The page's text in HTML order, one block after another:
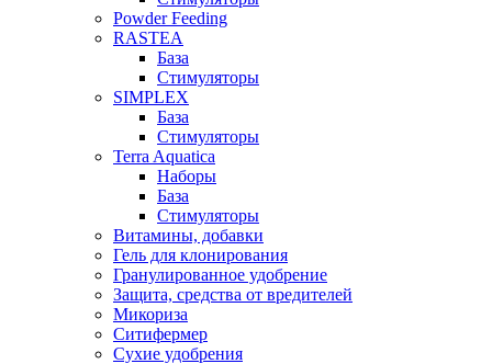
Powder Feeding
RASTEA
База
Стимуляторы
SIMPLEX
База
Стимуляторы
Terra Aquatica
Наборы
База
Стимуляторы
Витамины, добавки
Гель для клонирования
Гранулированное удобрение
Защита, средства от вредителей
Микориза
Ситифермер
Сухие удобрения